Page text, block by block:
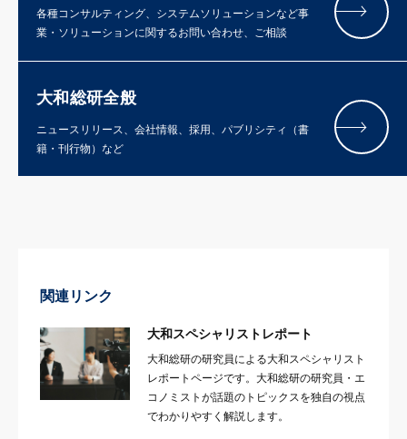
各種コンサルティング、システムソリューションなど事
業・ソリューションに関するお問い合わせ、ご相談
大和総研全般
ニュースリリース、会社情報、採用、パブリシティ（書
籍・刊行物）など
関連リンク
大和スペシャリストレポート
大和総研の研究員による大和スペシャリスト
レポートページです。大和総研の研究員・エ
コノミストが話題のトピックスを独自の視点
でわかりやすく解説します。